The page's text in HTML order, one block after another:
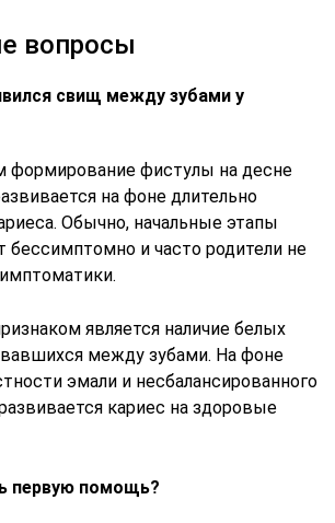
вопросы
свищ между зубами у
формирование фистулы на десне
на фоне длительно
Обычно, начальные этапы
бессимптомно и часто родители не
является наличие белых
между зубами. На фоне
эмали и несбалансированного
кариес на здоровые
первую помощь?